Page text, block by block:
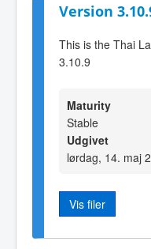
Version
This is the Thai
3.10.9
Maturity
Stable
Udgivet
lørdag, 14. maj
Vis filer